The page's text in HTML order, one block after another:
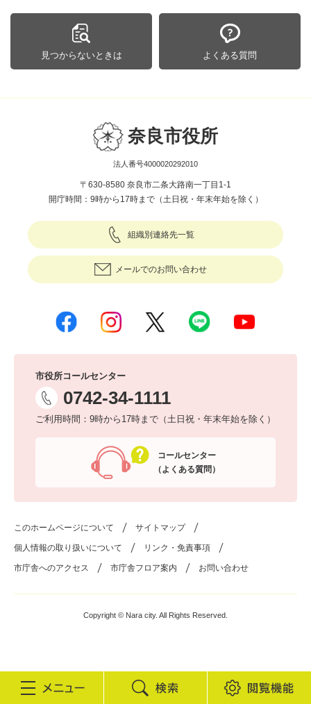
見つからないときは よくある質問
奈良市役所
法人番号4000020292010
〒630-8580 奈良市二条大路南一丁目1-1
開庁時間：9時から17時まで（土日祝・年末年始を除く）
組織別連絡先一覧
メールでのお問い合わせ
市役所コールセンター
0742-34-1111
ご利用時間：9時から17時まで（土日祝・年末年始を除く）
コールセンター
（よくある質問）
このホームページについて サイトマップ
個人情報の取り扱いについて リンク・免責事項
市庁舎へのアクセス 市庁舎フロア案内 お問い合わせ
Copyright © Nara city. All Rights Reserved.